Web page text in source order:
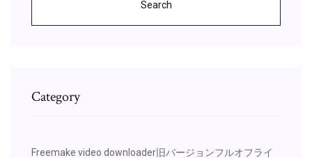
Search
Category
Freemake video downloader旧バージョンフルオフライ